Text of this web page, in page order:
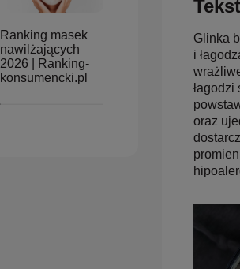
Ranking masek
nawilżających
2026 | Ranking-
konsumencki.pl
Glinka
i
łagodzi
oraz